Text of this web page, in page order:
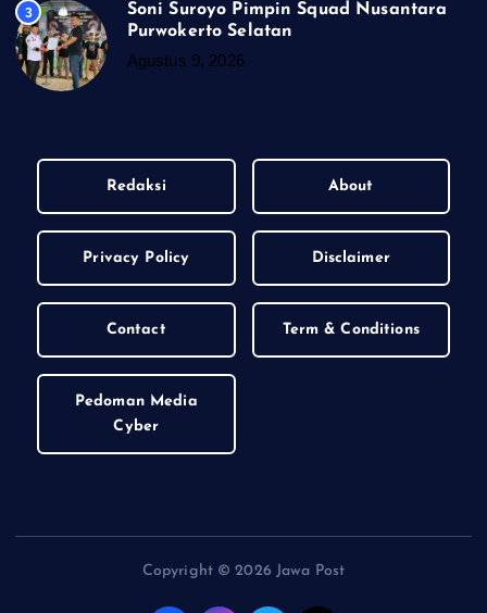
3
Soni Suroyo Pimpin Squad Nusantara
Purwokerto Selatan
Agustus 9, 2026
Redaksi About
Privacy Policy Disclaimer
Contact Term & Conditions
Pedoman Media
Cyber
Copyright © 2026 Jawa Post